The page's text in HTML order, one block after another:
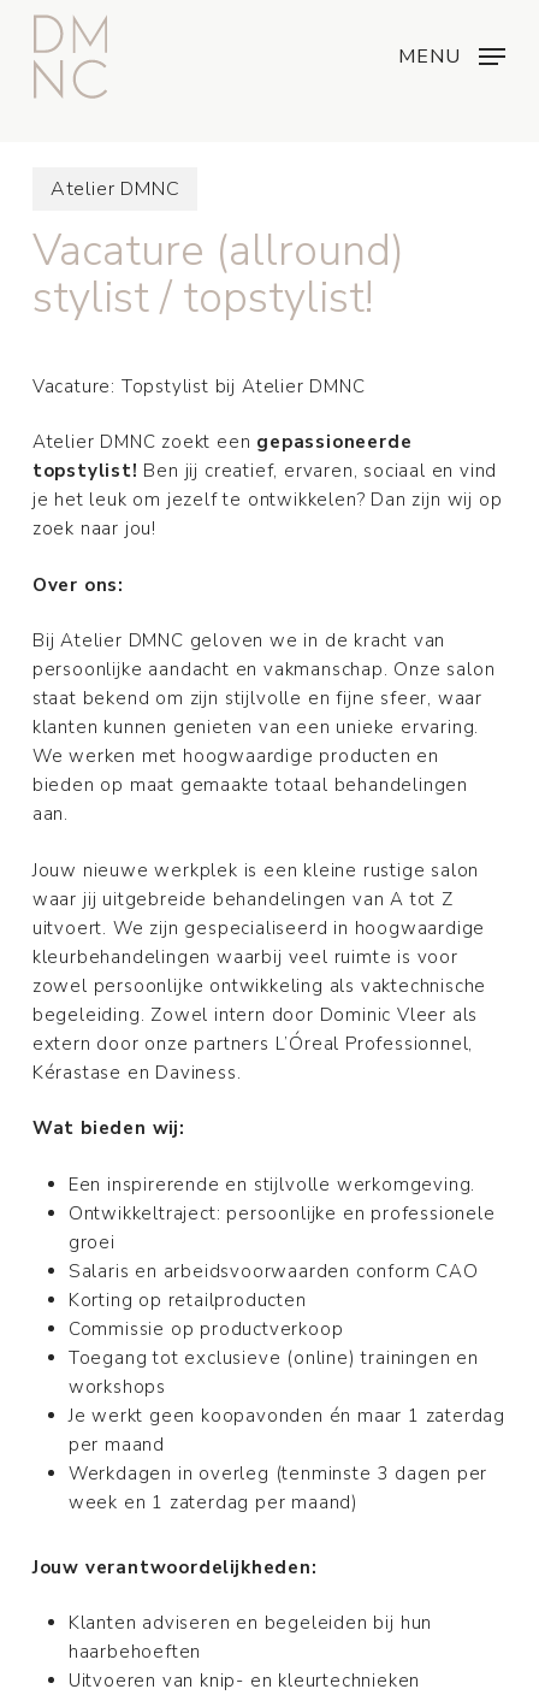
Skip
main
content
MENU
Atelier DMNC
Vacature (allround)
stylist / topstylist!
Vacature: Topstylist bij Atelier DMNC
Atelier DMNC zoekt een gepassioneerde
topstylist! Ben jij creatief, ervaren, sociaal en vind
je het leuk om jezelf te ontwikkelen? Dan zijn wij op
zoek naar jou!
Over ons:
Bij Atelier DMNC geloven we in de kracht van
persoonlijke aandacht en vakmanschap. Onze salon
staat bekend om zijn stijlvolle en fijne sfeer, waar
klanten kunnen genieten van een unieke ervaring.
We werken met hoogwaardige producten en
bieden op maat gemaakte totaal behandelingen
aan.
Jouw nieuwe werkplek is een kleine rustige salon
waar jij uitgebreide behandelingen van A tot Z
uitvoert. We zijn gespecialiseerd in hoogwaardige
kleurbehandelingen waarbij veel ruimte is voor
zowel persoonlijke ontwikkeling als vaktechnische
begeleiding. Zowel intern door Dominic Vleer als
extern door onze partners L’Óreal Professionnel,
Kérastase en Daviness.
Wat bieden wij:
Een inspirerende en stijlvolle werkomgeving.
Ontwikkeltraject: persoonlijke en professionele
groei
Salaris en arbeidsvoorwaarden conform CAO
Korting op retailproducten
Commissie op productverkoop
Toegang tot exclusieve (online) trainingen en
workshops
Je werkt geen koopavonden én maar 1 zaterdag
per maand
Werkdagen in overleg (tenminste 3 dagen per
week en 1 zaterdag per maand)
Jouw verantwoordelijkheden:
Klanten adviseren en begeleiden bij hun
haarbehoeften
Uitvoeren van knip- en kleurtechnieken